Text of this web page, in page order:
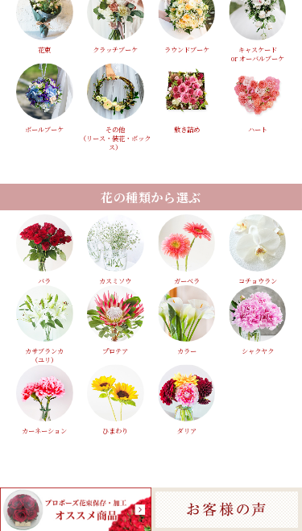
花束 クラッチブーケ ラウンドブーケ
キャスケード
or オーバルブーケ
ボールブーケ
その他
（リース・装花・ボック
ス）
敷き詰め ハート
花の種類から選ぶ
バラ カスミソウ ガーベラ コチョウラン
カサブランカ
（ユリ）
プロテア カラー シャクヤク
カーネーション ひまわり ダリア